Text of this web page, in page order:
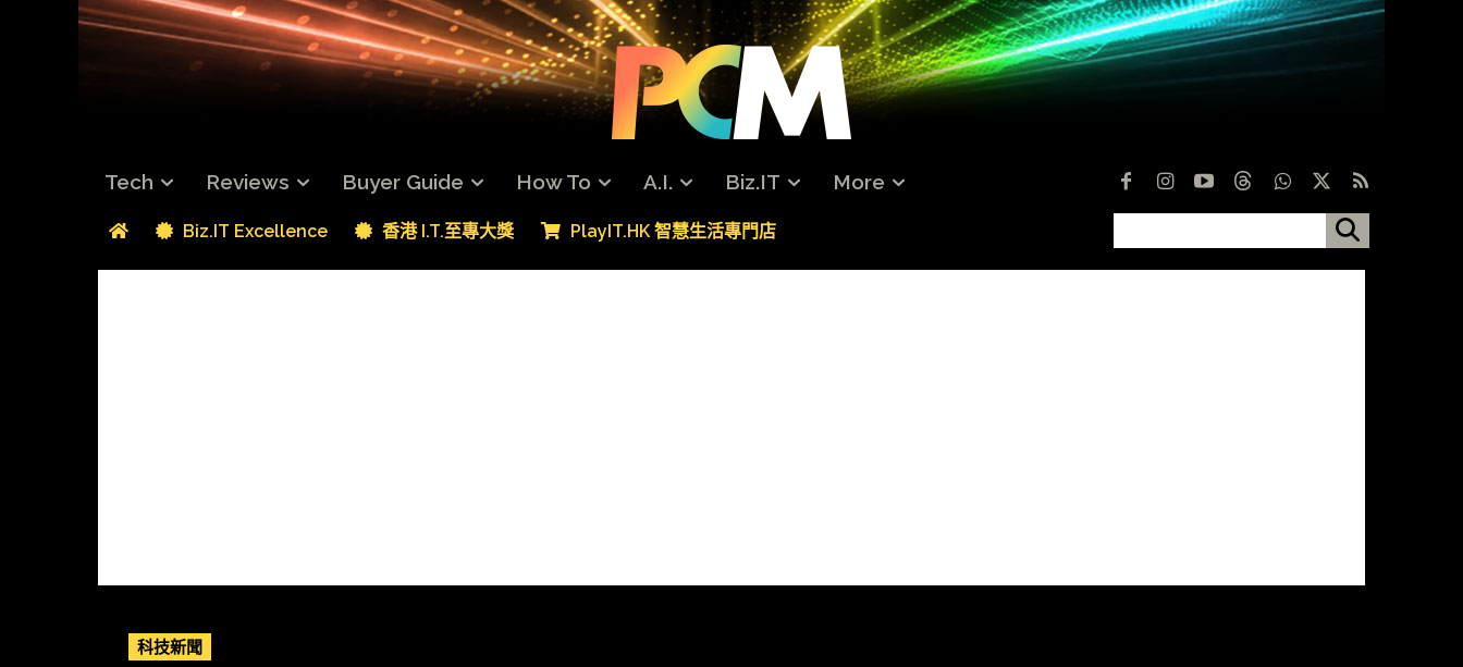
Tech Reviews Buyer Guide How To A.I. Biz.IT More
Biz.IT Excellence 香港 I.T.至專大獎 PlayIT.HK 智慧生活專門店
科技新聞